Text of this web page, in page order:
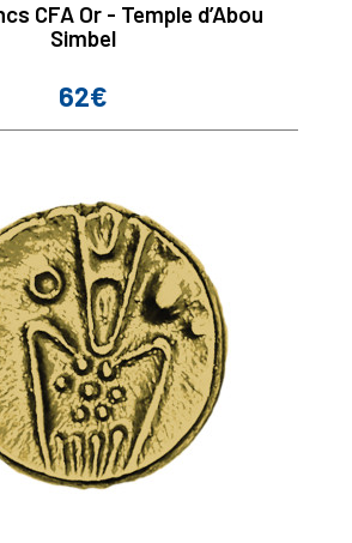
CFA Or - Temple d’Abou
Simbel
Prix
62€